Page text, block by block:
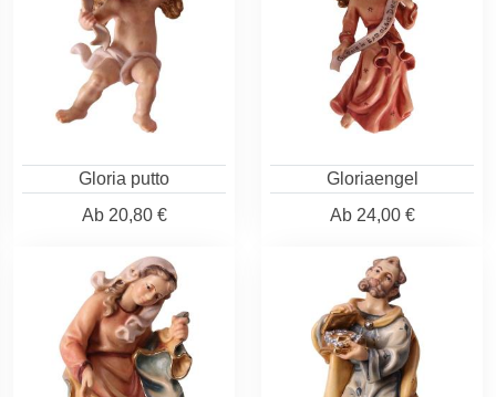
Gloria putto
Ab20,80 €
Gloriaengel
Ab24,00 €